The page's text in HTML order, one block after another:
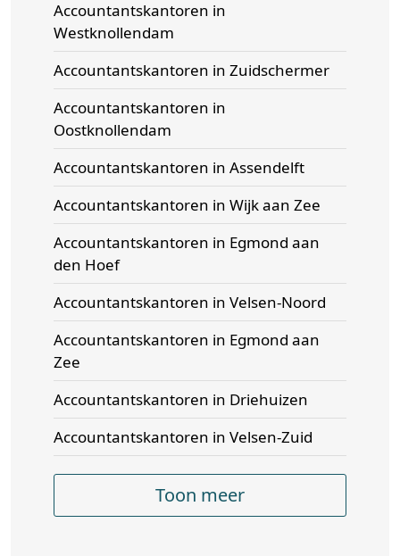
Accountantskantoren in
Westknollendam
Accountantskantoren in Zuidschermer
Accountantskantoren in
Oostknollendam
Accountantskantoren in Assendelft
Accountantskantoren in Wijk aan Zee
Accountantskantoren in Egmond aan
den Hoef
Accountantskantoren in Velsen-Noord
Accountantskantoren in Egmond aan
Zee
Accountantskantoren in Driehuizen
Accountantskantoren in Velsen-Zuid
Toon meer